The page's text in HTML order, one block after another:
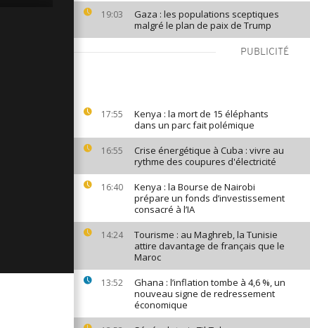
19:03
Gaza : les populations sceptiques
malgré le plan de paix de Trump
PUBLICITÉ
17:55
Kenya : la mort de 15 éléphants
dans un parc fait polémique
16:55
Crise énergétique à Cuba : vivre au
rythme des coupures d'électricité
16:40
Kenya : la Bourse de Nairobi
prépare un fonds d’investissement
consacré à l’IA
14:24
Tourisme : au Maghreb, la Tunisie
attire davantage de français que le
Maroc
13:52
Ghana : l’inflation tombe à 4,6 %, un
nouveau signe de redressement
économique